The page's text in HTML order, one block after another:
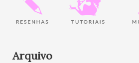
Arquivo